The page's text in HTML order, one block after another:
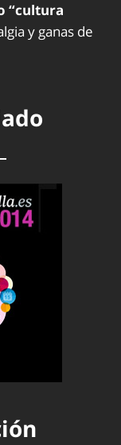
“cultura
y ganas de